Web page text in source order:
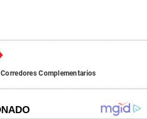
Corredores Complementarios